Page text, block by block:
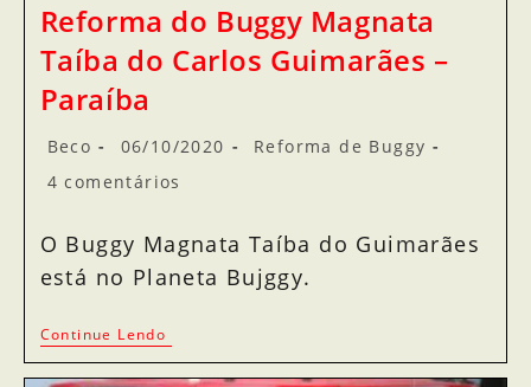
Reforma do Buggy Magnata
Taíba do Carlos Guimarães –
Paraíba
Beco 06/10/2020
Reforma de Buggy
4 comentários
O Buggy Magnata Taíba do Guimarães
está no Planeta Bujggy.
Continue Lendo